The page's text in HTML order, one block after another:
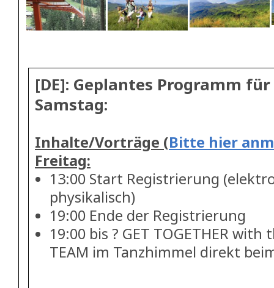
[DE]: Geplantes Programm
Samstag:
Inhalte/Vorträge (Bitte hier
Freitag:
13:00 Start Registrierung
physikalisch)
19:00 Ende der Registrierung
19:00 bis ? GET TOGETHER with
TEAM im Tanzhimmel direkt